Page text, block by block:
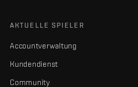
AKTUELLE SPIELER
Accountverwaltung
Kundendienst
Community